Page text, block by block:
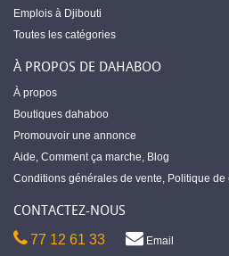
Emplois à Djibouti
Toutes les catégories
À PROPOS DE DAHABOO
À propos
Boutiques dahaboo
Promouvoir une annonce
Aide, Comment ça marche, Blog
Conditions générales de vente, Politique de
CONTACTEZ-NOUS
77 12 61 33 Email